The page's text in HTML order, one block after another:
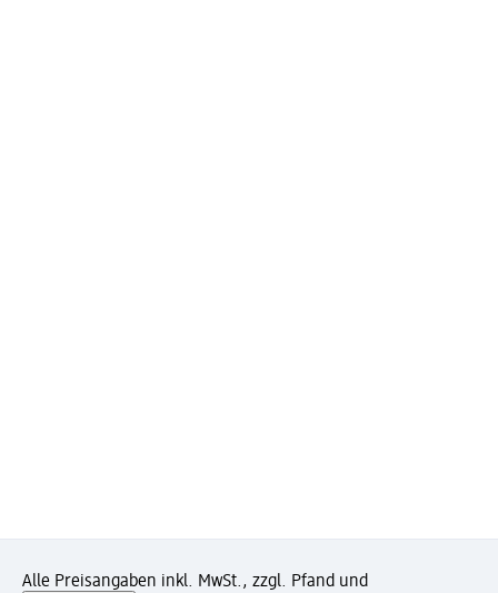
Alle Preisangaben inkl. MwSt., zzgl. Pfand und